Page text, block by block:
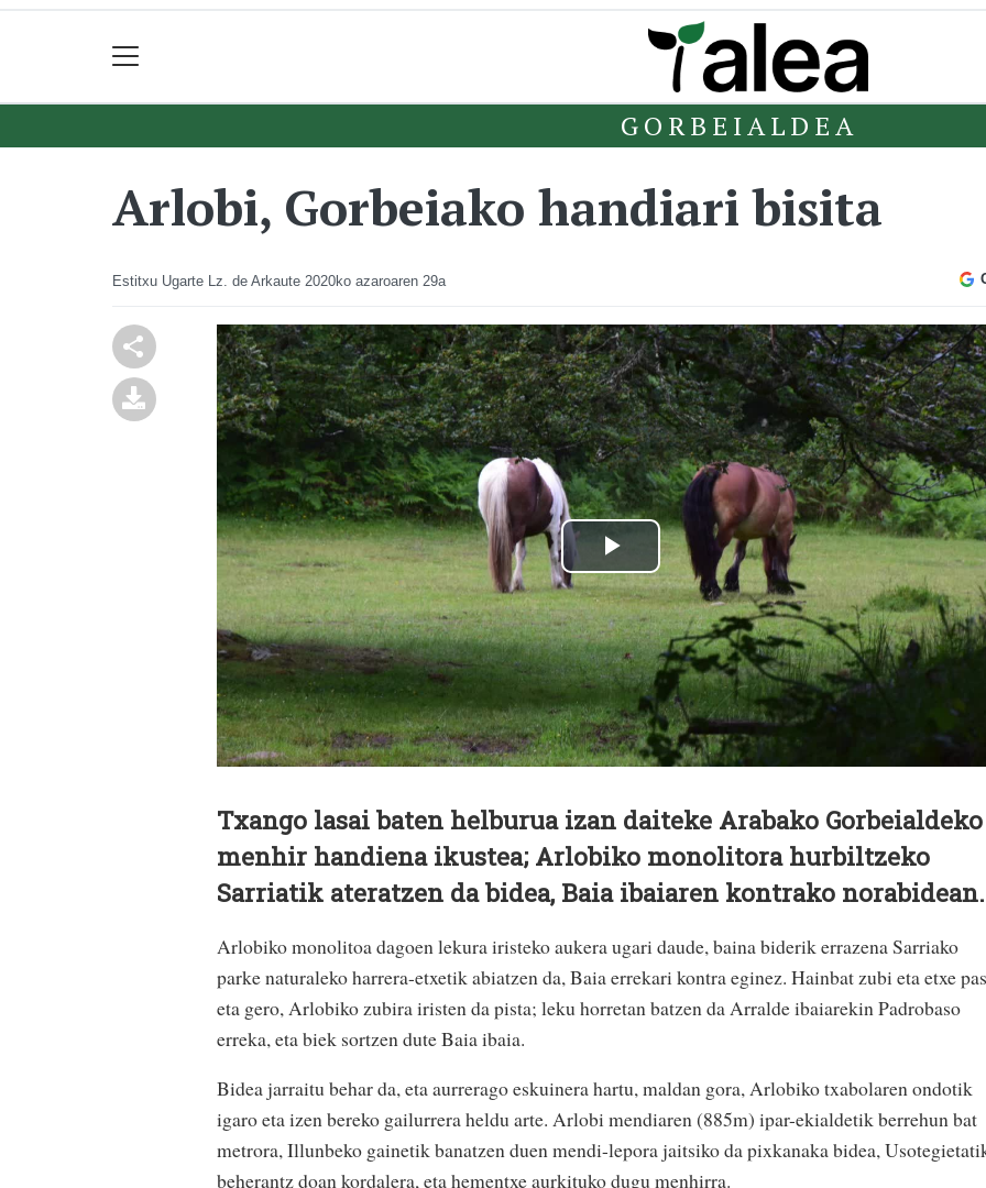
GORBEIALDEA
Arlobi, Gorbeiako handiari bisita
Estitxu Ugarte Lz. de Arkaute 2020ko azaroaren 29a
Txango lasai baten helburua izan daiteke Arabako Gorbeialdeko
menhir handiena ikustea; Arlobiko monolitora hurbiltzeko
Sarriatik ateratzen da bidea, Baia ibaiaren kontrako norabidean.
Arlobiko monolitoa dagoen lekura iristeko aukera ugari daude, baina biderik errazena Sarriako
parke naturaleko harrera-etxetik abiatzen da, Baia errekari kontra eginez. Hainbat zubi eta etxe
eta gero, Arlobiko zubira iristen da pista; leku horretan batzen da Arralde ibaiarekin Padrobaso
erreka, eta biek sortzen dute Baia ibaia.
Bidea jarraitu behar da, eta aurrerago eskuinera hartu, maldan gora, Arlobiko txabolaren ondotik
igaro eta izen bereko gailurrera heldu arte. Arlobi mendiaren (885m) ipar-ekialdetik berrehun bat
metrora, Illunbeko gainetik banatzen duen mendi-lepora jaitsiko da pixkanaka bidea,
beherantz doan kordalera, eta hementxe aurkituko dugu menhirra.